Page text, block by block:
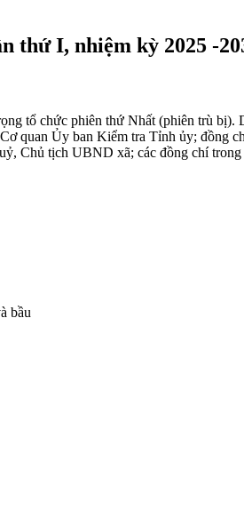
thứ I, nhiệm kỳ 2025 -
tổ chức phiên thứ Nhất (phiên trù
quan Ủy ban Kiểm tra Tỉnh ủy;
Chủ tịch UBND xã; các đồng chí
bầu